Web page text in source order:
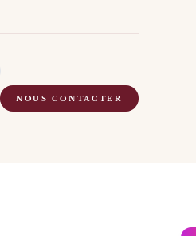
NOUS CONTACTER